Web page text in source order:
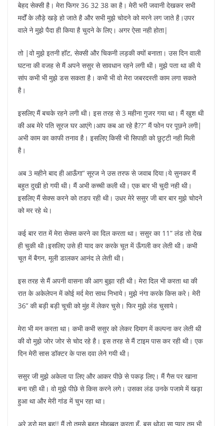
बेहद सेक्सी है। मेरा फिगर 36 32 38 का है। मेरी भरी जवानी देखकर सभी
मर्दों के लौड़े खड़े हो जाते है और सभी मुझे चोदने को मरने लग जाते है।उपर
वाले ने मुझे पैदा ही किया है चुदने के लिए। अगर ऐसा नही होता|
तो |वो मुझे इतनी हॉट, सेक्सी और चिकनी लड़की क्यों बनाता। उस दिन वाली
घटना की वजह से मैं अपने ससुर से सावधान रहने लगी थी। मुझे पता था की ये
सांप कभी भी मुझे डस सकता है। कभी भी वो मेरा जबरदस्ती काम लगा सकते
है।
इसलिए मैं बचके रहने लगी थी। इस तरह से 3 महीना गुजर गया था। मैं खुश थी
की अब मेरे पति सूरज घर आएंगे।आप कब आ रहे है??” मैं फोन पर पूछने लगी|
अभी काम का काफी तनाव है। इसलिए किसी भी सिपाही को छुट्टी नही मिली
है।
अब 3 महीने बाद ही आऊँगा” सूरज ने उस तरफ से जवाब दिया।ये सुनकर मैं
बहुत दुखी हो गयी थी। मैं अभी कच्ची कली थी। एक बार भी चुदी नही थी।
इसलिए मैं सेक्स करने को तडप रही थी। उधर मेरे ससुर जी बार बार मुझे चोदने
को मर रहे थे।
कई बार रात में मेरा सेक्स करने का दिल करता था। ससुर का 11” लंड तो देख
ही चुकी थी।इसलिए उसे ही याद कर करके चूत में ऊँगली कर लेती थी। कभी
चूत में बैगन, मूली डालकर आनंद ले लेती थी।
इस तरह से मैं अपनी वासना की आग बुझा रही थी। मेरा दिल भी करता था की
रात के अकेलेपन में कोई मर्द मेरा साथ निभाये। मुझे नंगा करके किस करे। मेरी
36” की बड़ी बड़ी चूची को मुंह में लेकर चुसे। फिर मुझे लंड चुसाये।
मेरा भी मन करता था। कभी कभी ससुर को लेकर दिमाग में कल्पना कर लेती थी
की वो मुझे जोर जोर से चोद रहे है। इस तरह से मैं टाइम पास कर रही थी। एक
दिन मेरी सास डॉक्टर के पास दवा लेने गयी थी।
ससुर जी मुझे अकेला पा लिए और आकर पीछे से पकड़ लिए। मैं गैस पर खाना
बना रही थी। वो मुझे पीछे से किस करने लगे। उसका लंड उनके पजामे में खड़ा
हुआ था और मेरी गांड में चुभ रहा था।
अरे डरो मत बहु!! मैं तो तुमसे बहुत मोहब्बत करता हूँ, बस थोड़ा सा प्यार तुम भी